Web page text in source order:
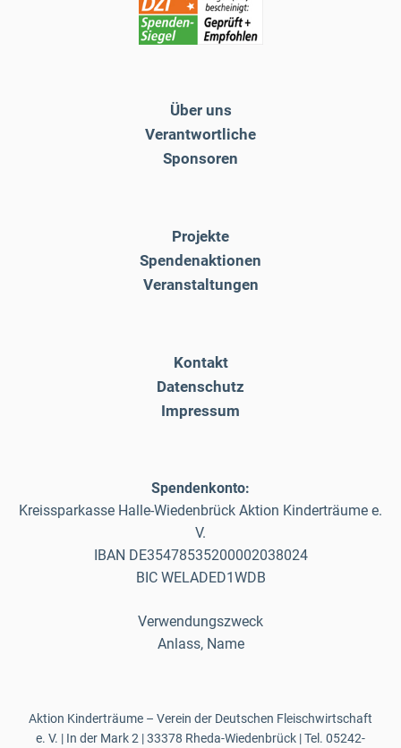
Über uns
Verantwortliche
Sponsoren
Projekte
Spendenaktionen
Veranstaltungen
Kontakt
Datenschutz
Impressum
Spendenkonto:
Kreissparkasse Halle-Wiedenbrück Aktion Kinderträume e.
V.
IBAN DE35478535200002038024
BIC WELADED1WDB
Verwendungszweck
Anlass, Name
Aktion Kinderträume – Verein der Deutschen Fleischwirtschaft
e. V. | In der Mark 2 | 33378 Rheda-Wiedenbrück | Tel. 05242-